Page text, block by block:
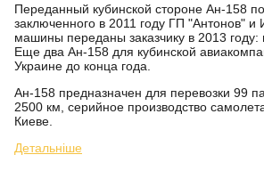
Переданный кубинской стороне Ан-158
заключенного в 2011 году ГП "Антонов"
машины переданы заказчику в 2013 году:
Еще два Ан-158 для кубинской
Украине до конца года.
Ан-158 предназначен для перевозки 99
2500 км, серийное производство
Киеве.
Детальнiше